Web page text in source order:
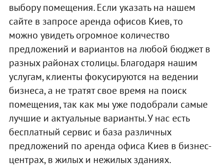
выбору помещения. Если указать на нашем
сайте в запросе аренда офисов Киев, то
можно увидеть огромное количество
предложений и вариантов на любой бюджет в
разных районах столицы. Благодаря нашим
услугам, клиенты фокусируются на ведении
бизнеса, а не тратят свое время на поиск
помещения, так как мы уже подобрали самые
лучшие и актуальные варианты. У нас есть
бесплатный сервис и база различных
предложений по аренда офиса Киев в бизнес-
центрах, в жилых и нежилых зданиях.